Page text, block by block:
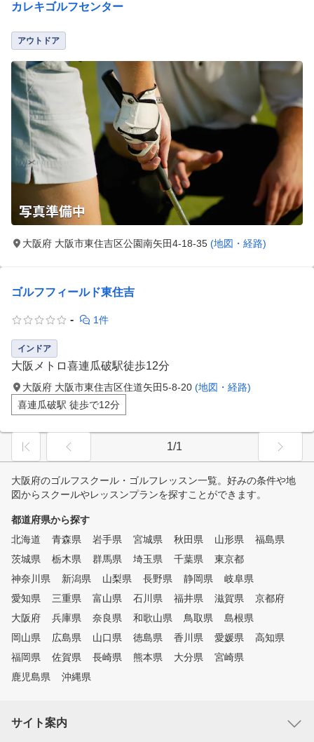
カレキゴルフセンター
アウトドア
大阪府 大阪市東住吉区公園南矢田4-18-35 (地図・経路)
ゴルフフィールド東住吉
- 1件
インドア
大阪メトロ喜連瓜破駅徒歩12分
大阪府 大阪市東住吉区住道矢田5-8-20 (地図・経路)
喜連瓜破駅 徒歩で12分
1/1
大阪府のゴルフスクール・ゴルフレッスン一覧。好みの条件や地
図からスクールやレッスンプランを探すことができます。
都道府県から探す
北海道
青森県 岩手県 宮城県 秋田県 山形県
福島県
茨城県
栃木県 群馬県 埼玉県 千葉県
東京都
神奈川県
新潟県 山梨県 長野県 静岡県
岐阜県
愛知県
三重県 富山県 石川県 福井県 滋賀県
京都府
大阪府
兵庫県 奈良県 和歌山県 鳥取県
島根県
岡山県
広島県 山口県 徳島県 香川県 愛媛県
高知県
福岡県
佐賀県 長崎県 熊本県 大分県
宮崎県
鹿児島県
沖縄県
サイト案内